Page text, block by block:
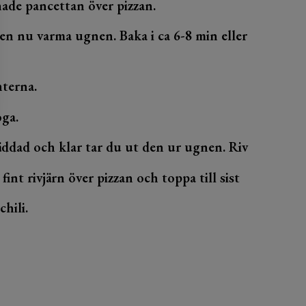
pancettan över pizzan.
nu varma ugnen. Baka i ca 6-8 min eller
och klar tar du ut den ur ugnen. Riv
rivjärn över pizzan och toppa till sist